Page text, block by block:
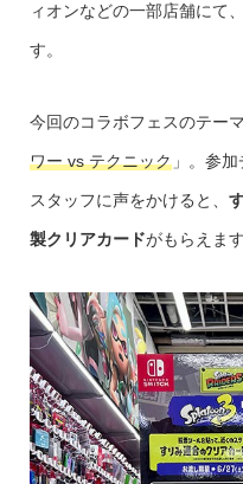
ィオンなどの一部店舗にて、
す。
今回のコラボフェスのテー
ワー vs テクニック」。参加
スタッフに声をかけると、
製クリアカードがもらえます